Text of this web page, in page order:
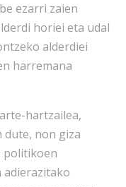
ezarri zaien
horiei eta udal
alderdiei
harremana
hartzailea,
non giza
politikoen